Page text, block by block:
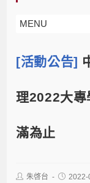
MENU
[活動公告]
理2022大
滿為止
朱啓台 2022-